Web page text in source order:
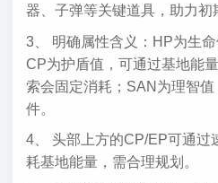
器、子弹等关键道具，助力初
3、 明确属性含义：HP为生
CP为护盾值，可通过基地能
索会固定消耗；SAN为理智
件。
4、 头部上方的CP/EP可通过
耗基地能量，需合理规划。